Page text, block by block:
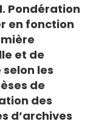
Pondération
en fonction
et de
selon les
de
des
d’archives